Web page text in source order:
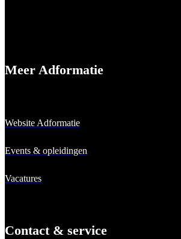
Meer Adformatie
Website Adformatie
Events & opleidingen
Vacatures
Contact & service